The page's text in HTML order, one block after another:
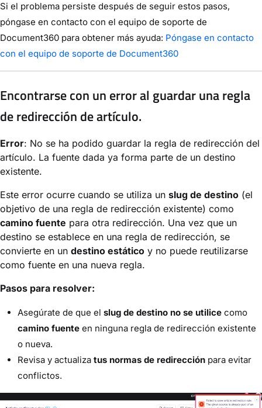
Si el problema persiste después de seguir estos pasos,
póngase en contacto con el equipo de soporte de
Document360 para obtener más ayuda: Póngase en contacto
con el equipo de soporte de Document360
Encontrarse con un error al guardar una regla
de redirección de artículo.
Error: No se ha podido guardar la regla de redirección del
artículo. La fuente dada ya forma parte de un destino
existente.
Este error ocurre cuando se utiliza un slug de destino (el
objetivo de una regla de redirección existente) como
camino fuente para otra redirección. Una vez que un
destino se establece en una regla de redirección, se
convierte en un destino estático y no puede reutilizarse
como fuente en una nueva regla.
Pasos para resolver:
Asegúrate de que el slug de destino no se utilice como
camino fuente en ninguna regla de redirección existente
o nueva.
Revisa y actualiza tus normas de redirección para evitar
conflictos.